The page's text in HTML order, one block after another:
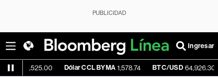
PUBLICIDAD
Ingresar
Dólar CCL BYMA 1,578.74 BTC/USD 64,926.30 -